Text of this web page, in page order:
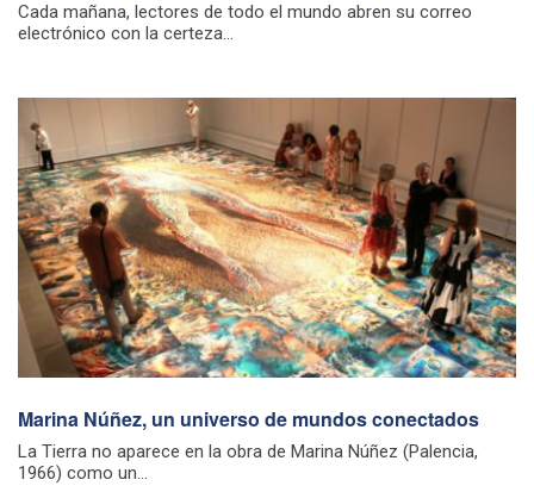
Cada mañana, lectores de todo el mundo abren su correo
electrónico con la certeza...
Marina Núñez, un universo de mundos conectados
La Tierra no aparece en la obra de Marina Núñez (Palencia,
1966) como un...